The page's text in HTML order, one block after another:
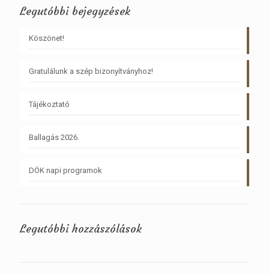
Legutóbbi bejegyzések
Köszönet!
Gratulálunk a szép bizonyítványhoz!
Tájékoztató
Ballagás 2026.
DÖK napi programok
Legutóbbi hozzászólások